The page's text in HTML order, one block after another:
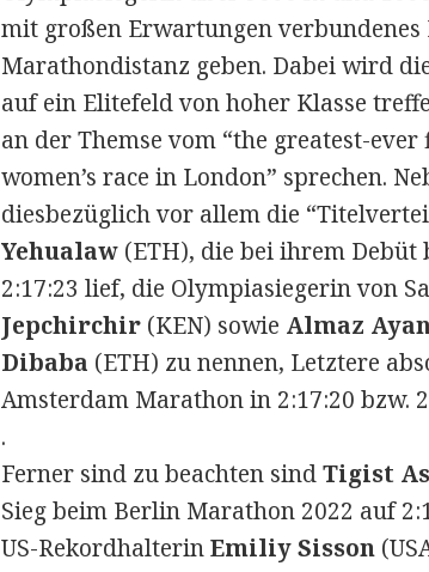
mit großen Erwartungen verbundenes
Marathondistanz geben. Dabei wird
auf ein Elitefeld von hoher Klasse
an der Themse vom “the greatest-
women’s race in London” sprechen.
diesbezüglich vor allem die
Yehualaw (ETH), die bei ihrem
2:17:23 lief, die Olympiasiegerin von
Jepchirchir (KEN) sowie Almaz
Dibaba (ETH) zu nennen, Letztere
Amsterdam Marathon in 2:17:20 bzw.
.
Ferner sind zu beachten sindTigist
Sieg beim Berlin Marathon 2022 auf
US-RekordhalterinEmiliy Sisson